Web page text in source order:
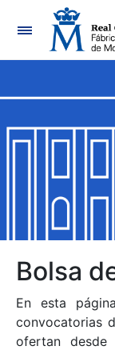
Mostrar/
Mostrar/
Mostrar/
Mostrar/Ocultar
Bolsa
En esta
convocatorias
ofertan